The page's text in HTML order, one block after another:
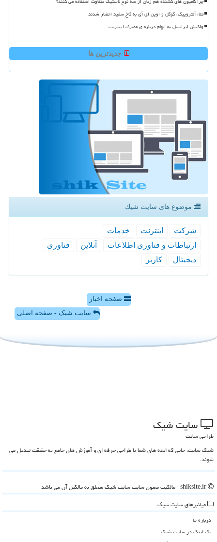
متا، آنتروپیک، گوگل و اوپن ای آی به کاخ سفید احضار شدند
واکنش ایرانسل به ابهام درباره ی مصرف اینترنت
جدیدترین ها
موضوع های سایت شیك
شركت اینترنت
خدمات
ارتباطات و فناوری اطلاعات
آنلاین
فناوری
دیجیتال
كاربر
صفحه اخبار
سایت شیک - صفحه اصلی
سایت شیك
طراحی سایت
شیک سایت، جایی که ایده های شما با طراحی حرفه ای و آموزش های جامع به حقیقت تبدیل می
شوند.
میانبرهای سایت شیك
درباره ما
بک لینک در سایت شیك